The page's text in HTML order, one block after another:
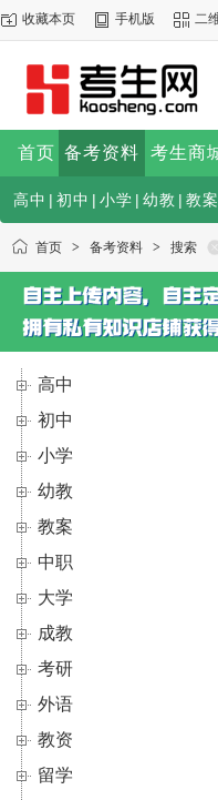
收藏本页 手机版 二
首页 备考资料 考生商
高中 | 初中 | 小学 | 幼教 | 教案
人工智能 其他
首页 > 备考资料 > 搜索
高中
初中
小学
幼教
教案
中职
大学
成教
考研
外语
教资
留学